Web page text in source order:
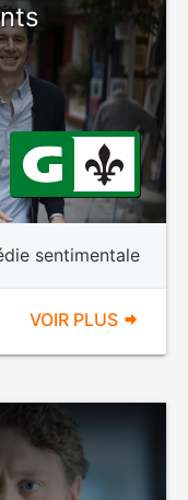
sentimentale
VOIR PLUS